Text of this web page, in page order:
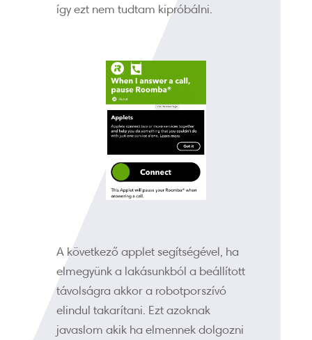
így ezt nem tudtam kipróbálni.
A következő applet segítségével, ha
elmegyünk a lakásunkból a beállított
távolságra akkor a robotporszívó
elindul takarítani. Ezt azoknak
javaslom akik ha elmennek dolgozni